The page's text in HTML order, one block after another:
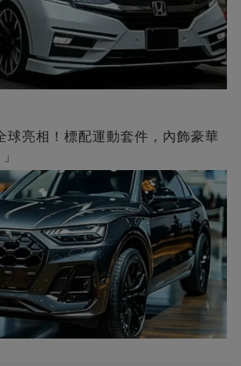
球亮相！標配運動套件，內飾豪華